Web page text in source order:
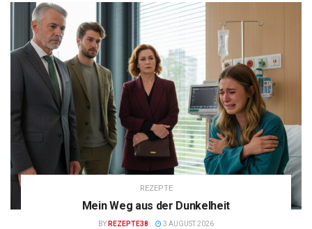
REZEPTE
Mein Weg aus der Dunkelheit
BY REZEPTE38 3 AUGUST 2026